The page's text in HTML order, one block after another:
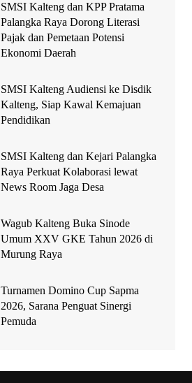
SMSI Kalteng dan KPP Pratama
Palangka Raya Dorong Literasi
Pajak dan Pemetaan Potensi
Ekonomi Daerah
SMSI Kalteng Audiensi ke Disdik
Kalteng, Siap Kawal Kemajuan
Pendidikan
SMSI Kalteng dan Kejari Palangka
Raya Perkuat Kolaborasi lewat
News Room Jaga Desa
Wagub Kalteng Buka Sinode
Umum XXV GKE Tahun 2026 di
Murung Raya
Turnamen Domino Cup Sapma
2026, Sarana Penguat Sinergi
Pemuda